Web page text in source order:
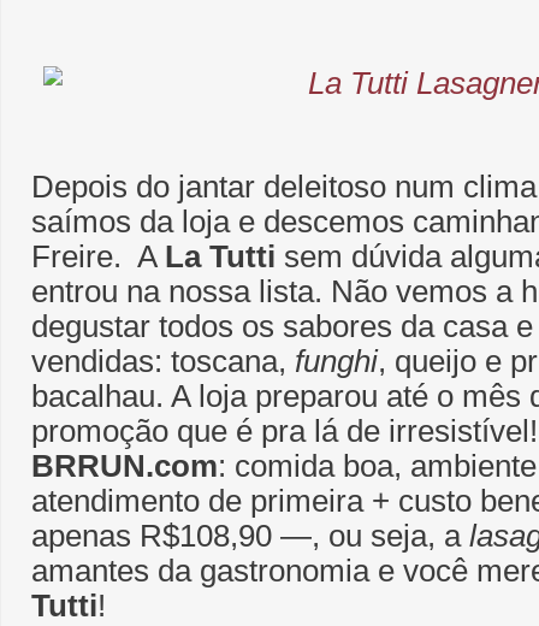
Depois do jantar deleitoso num
saímos da loja e descemos
Freire. A La Tutti sem dúvida
entrou na nossa lista. Não vemos a
degustar todos os sabores da casa
vendidas: toscana, funghi, queijo e
bacalhau. A loja preparou até o mês
promoção que é pra lá de
BRRUN.com: comida boa,
atendimento de primeira + custo
apenas R$108,90 ―, ou seja, a
amantes da gastronomia e você
Tutti!